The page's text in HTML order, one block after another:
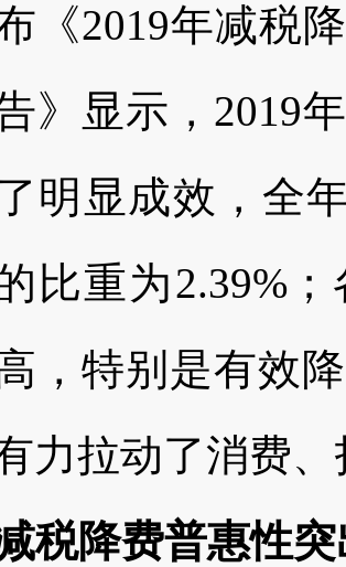
《2019年减税
》显示， 2019
明显成效，全
比重为2.39%；
，特别是有效
力拉动了消费
税降费普惠性突